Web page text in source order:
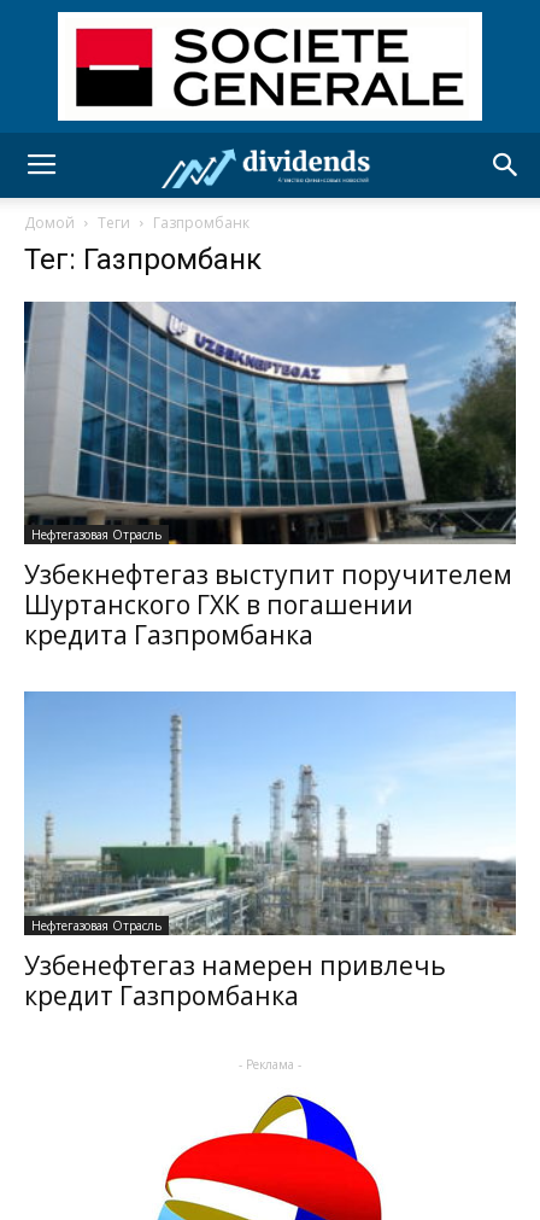
Домой Теги Газпромбанк
Тег: Газпромбанк
Нефтегазовая Отрасль
Узбекнефтегаз выступит поручителем
Шуртанского ГХК в погашении
кредита Газпромбанка
Нефтегазовая Отрасль
Узбенефтегаз намерен привлечь
кредит Газпромбанка
- Реклама -